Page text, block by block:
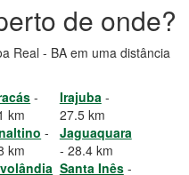
de onde?
Real - BA em uma distância
-
km
Irajuba-
27.5 km
-
km
Jaguaquara
- 28.4 km
Santa Inês-